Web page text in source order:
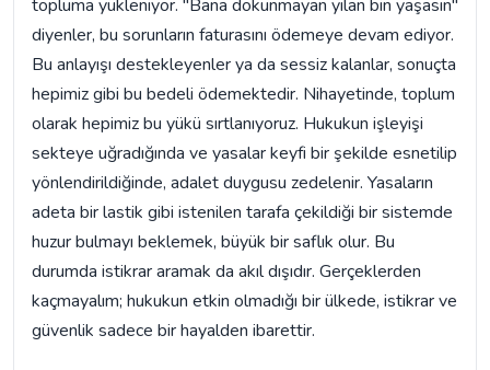
topluma yükleniyor. "Bana dokunmayan yılan bin yaşasın"
diyenler, bu sorunların faturasını ödemeye devam ediyor.
Bu anlayışı destekleyenler ya da sessiz kalanlar, sonuçta
hepimiz gibi bu bedeli ödemektedir. Nihayetinde, toplum
olarak hepimiz bu yükü sırtlanıyoruz. Hukukun işleyişi
sekteye uğradığında ve yasalar keyfi bir şekilde esnetilip
yönlendirildiğinde, adalet duygusu zedelenir. Yasaların
adeta bir lastik gibi istenilen tarafa çekildiği bir sistemde
huzur bulmayı beklemek, büyük bir saflık olur. Bu
durumda istikrar aramak da akıl dışıdır. Gerçeklerden
kaçmayalım; hukukun etkin olmadığı bir ülkede, istikrar ve
güvenlik sadece bir hayalden ibarettir.